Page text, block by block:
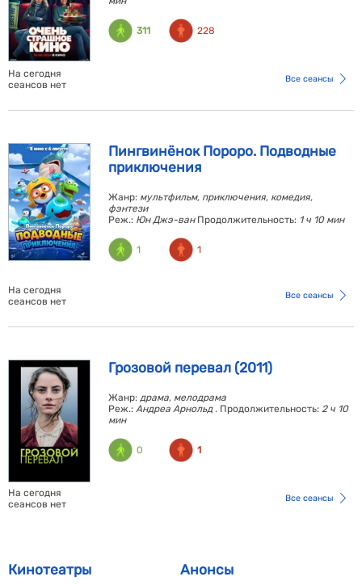
311 228
На сегодня
сеансов нет
Все сеансы
Пингвинёнок Пороро. Подводные
приключения
Жанр: мультфильм, приключения, комедия,
фэнтези
Реж.: Юн Джэ-ванПродолжительность: 1 ч 10 мин
1 1
На сегодня
сеансов нет
Все сеансы
Грозовой перевал (2011)
Жанр: драма, мелодрама
Реж.: Андреа Арнольд . Продолжительность: 2 ч 10
мин
0 1
На сегодня
сеансов нет
Все сеансы
Кинотеатры Анонсы